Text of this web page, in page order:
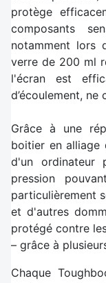
protège
composants
notamment lors
verre de 200 ml
l'écran est
d’écoulement, ne
Grâce à une
boitier en alliage
d'un ordinateur
pression
particulièrement
et d'autres
protégé contre
– grâce à
Chaque